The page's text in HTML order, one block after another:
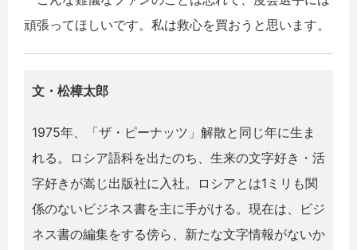
頑張ってほしいです。私は救心を買おうと思います。
文・松樟太郎
1975年、「ザ・ピーナッツ」解散と同じ年に生ま
れる。ロシア語科を出たのち、生来の文字好き・活
字好きが嵩じ出版社に入社。ロシアとは1ミリも関
係のないビジネス書を主に手がける。現在は、ビジ
ネス書の編集をする傍ら、新たな文字情報がないか